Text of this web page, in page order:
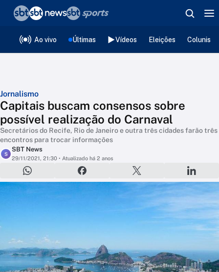
Ao vivo Últimas Vídeos Eleições
Jornalismo
Capitais buscam consensos sobre
possível realização do Carnaval
Secretários do Recife, Rio de Janeiro e outra três cidades farão três
encontros para trocar informações
S
SBT News
29/11/2021, 21:30 • Atualizado há 2 anos
❮voltar
Editorias